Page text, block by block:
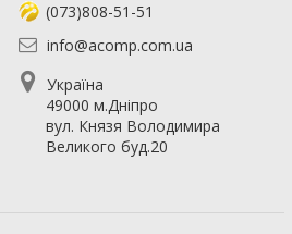
(073)808-51-51
info@acomp.com.ua
Україна
49000 м.Дніпро
вул. Князя Володимира
Великого буд.20